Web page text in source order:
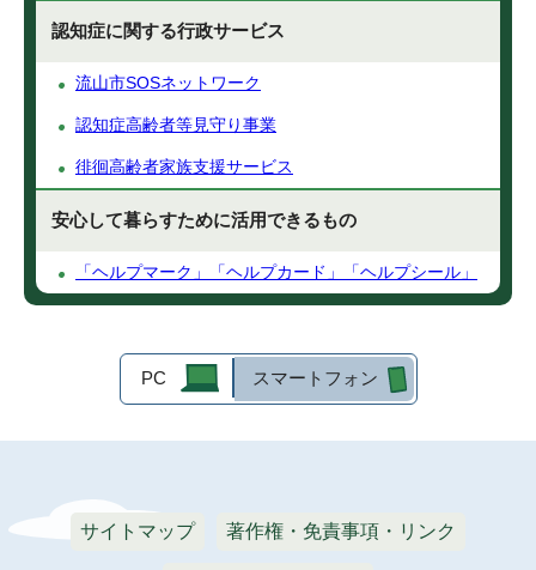
認知症に関する行政サービス
流山市SOSネットワーク
認知症高齢者等見守り事業
徘徊高齢者家族支援サービス
安心して暮らすために活用できるもの
「ヘルプマーク」「ヘルプカード」「ヘルプシール」
PC スマートフォン
サイトマップ 著作権・免責事項・リンク